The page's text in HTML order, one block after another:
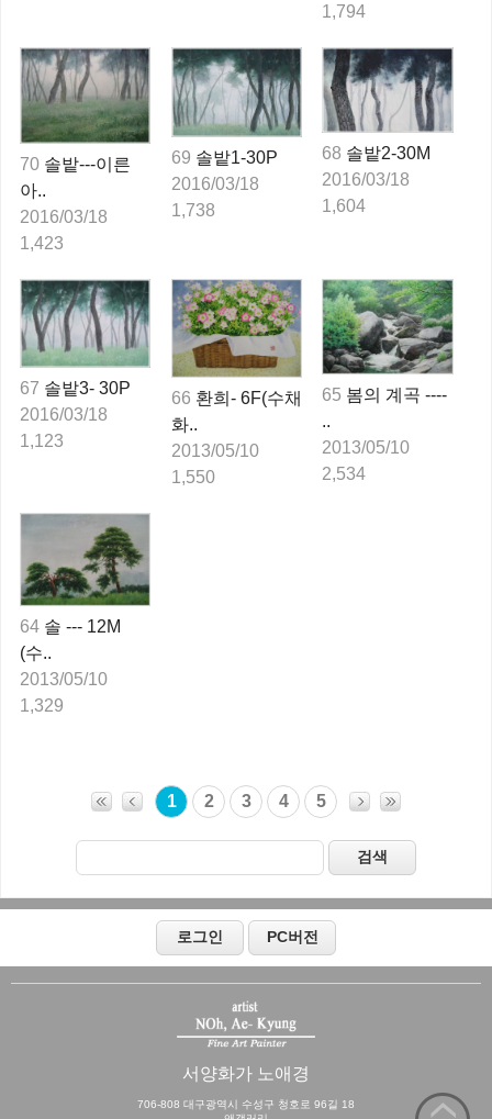
1,794
70 솔밭---이른
아..
2016/03/18
1,423
69 솔밭1-30P
2016/03/18
1,738
68 솔밭2-30M
2016/03/18
1,604
67 솔밭3- 30P
2016/03/18
1,123
66 환희- 6F(수채
화..
2013/05/10
1,550
65 봄의 계곡 ----
..
2013/05/10
2,534
64 솔 --- 12M
(수..
2013/05/10
1,329
1 2 3 4 5
서양화가 노애경
706-808 대구광역시 수성구 청호로 96길 18